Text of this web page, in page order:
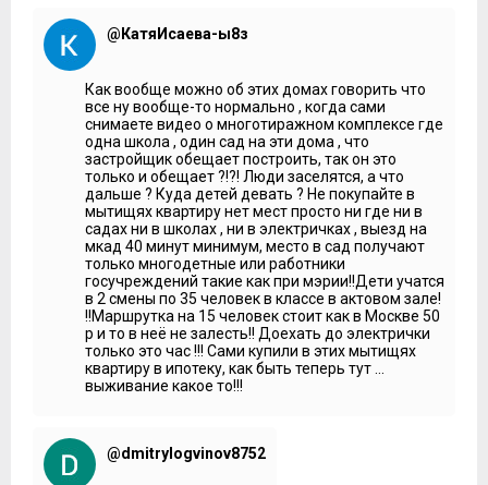
@КатяИсаева-ы8з
Как вообще можно об этих домах говорить что
все ну вообще-то нормально , когда сами
снимаете видео о многотиражном комплексе где
одна школа , один сад на эти дома , что
застройщик обещает построить, так он это
только и обещает ?!?! Люди заселятся, а что
дальше ? Куда детей девать ? Не покупайте в
мытищях квартиру нет мест просто ни где ни в
садах ни в школах , ни в электричках , выезд на
мкад 40 минут минимум, место в сад получают
только многодетные или работники
госучреждений такие как при мэрии!!Дети учатся
в 2 смены по 35 человек в классе в актовом зале!
!!Маршрутка на 15 человек стоит как в Москве 50
р и то в неё не залесть!! Доехать до электрички
только это час !!! Сами купили в этих мытищях
квартиру в ипотеку, как быть теперь тут ...
выживание какое то!!!
@dmitrylogvinov8752